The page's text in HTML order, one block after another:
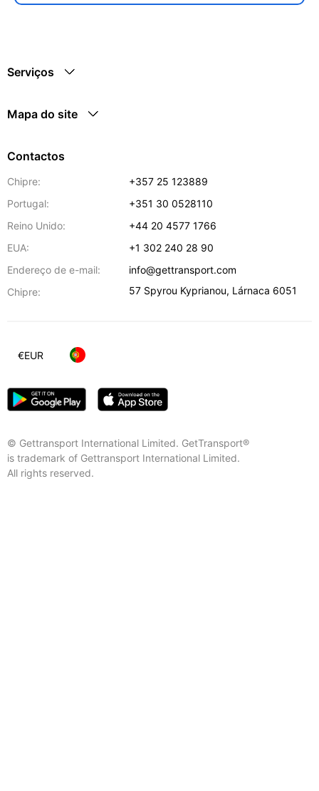
Serviços
Mapa do site
Contactos
Chipre:
+357 25 123889
Portugal:
+351 30 0528110
Reino Unido:
+44 20 4577 1766
EUA:
+1 302 240 28 90
Endereço de e-mail:
info@gettransport.com
Chipre:
57 Spyrou Kyprianou, Lárnaca 6051
© Gettransport International Limited. GetTransport®
is trademark of Gettransport International Limited.
All rights reserved.
€EUR